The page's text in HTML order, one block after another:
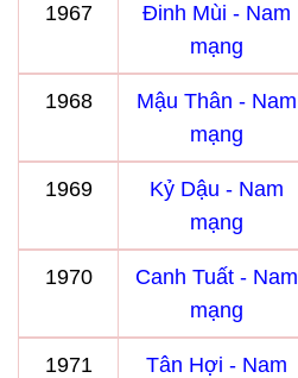
1967
Đinh Mùi - Nam
mạng
1968
Mậu Thân - Nam
mạng
1969
Kỷ Dậu - Nam
mạng
1970
Canh Tuất - Nam
mạng
1971
Tân Hợi - Nam